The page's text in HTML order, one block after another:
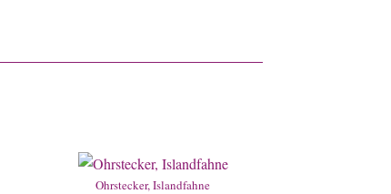
Ohrstecker, Islandfahne